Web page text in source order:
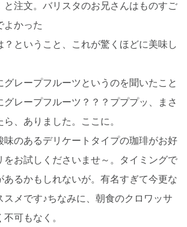
と注文。バリスタのお兄さんはものすご
よかった
？ということ、これが驚くほどに美味し
グレープフルーツというのを聞いたこと
グレープフルーツ？？？プププッ、まさ
、ありました。ここに。
味のあるデリケートタイプの珈琲がお好
をお試しくださいませ～。タイミングで
あるかもしれないが。有名すぎて今更な
スメです♪ちなみに、朝食のクロワッサ
可もなく。